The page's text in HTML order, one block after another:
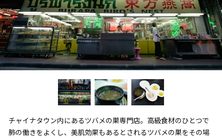
チャイナタウン内にあるツバメの巣専門店。高級食材のひとつで
肺の働きをよくし、美肌効果もあるとされるツバメの巣をその場